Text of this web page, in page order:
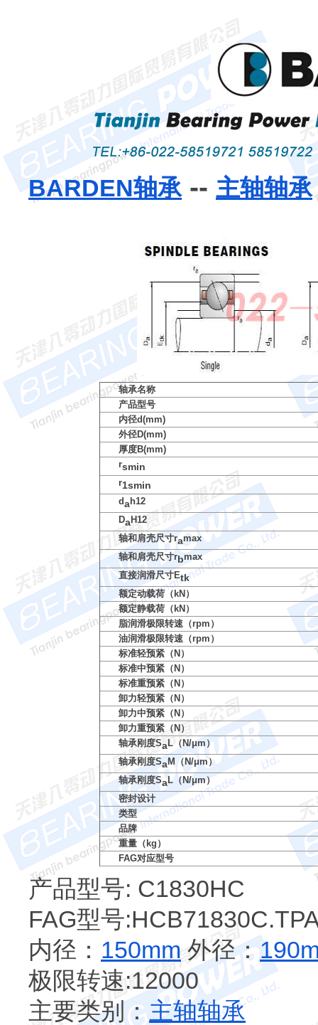
BARDEN轴承-- 主轴轴承
轴承名称
产品型号
内径d(mm)
外径D(mm)
厚度B(mm)
rsmin
r1smin
dah12
DaH12
轴和肩壳尺寸ramax
轴和肩壳尺寸rbmax
直接润滑尺寸Etk
额定动载荷（kN）
额定静载荷（kN）
脂润滑极限转速（rpm）
油润滑极限转速（rpm）
标准轻预紧（N）
标准中预紧（N）
标准重预紧（N）
卸力轻预紧（N）
卸力中预紧（N）
卸力重预紧（N）
轴承刚度SaL（N/μm）
轴承刚度SaM（N/μm）
轴承刚度SaL（N/μm）
密封设计
类型
品牌
重量（kg）
FAG对应型号
产品型号: C1830HC
FAG型号
内径： 150mm 外径：
极限转速:12000
主要类别：主轴轴承